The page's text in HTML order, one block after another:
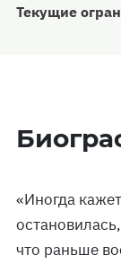
Текущие
«Иногда
что раньше